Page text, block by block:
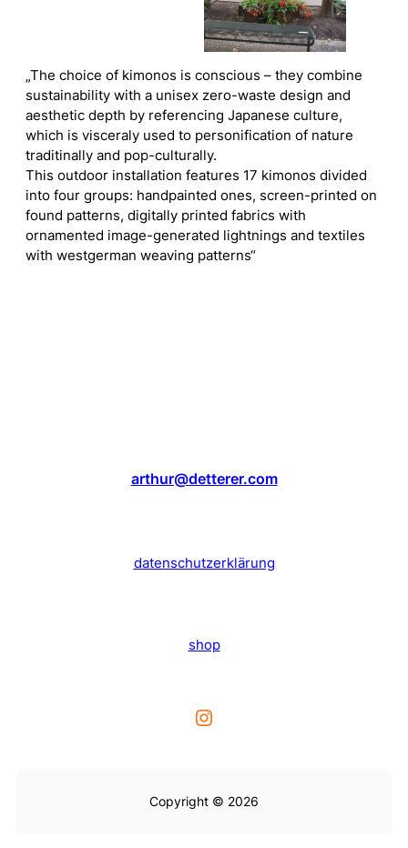
„The choice of kimonos is conscious – they combine
sustainability with a unisex zero-waste design and
aesthetic depth by referencing Japanese culture,
which is visceraly used to personification of nature
traditinally and pop-culturally.
This outdoor installation features 17 kimonos divided
into four groups: handpainted ones, screen-printed on
found patterns, digitally printed fabrics with
ornamented image-generated lightnings and textiles
with westgerman weaving patterns“
arthur@detterer.com
datenschutzerklärung
shop
Instagram
Copyright © 2026